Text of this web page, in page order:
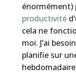
énormément)
productivité
cela ne
moi. J’ai
planifie sur